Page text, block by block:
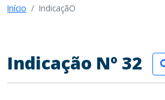
Início IndicaçãO
Indicação Nº 32